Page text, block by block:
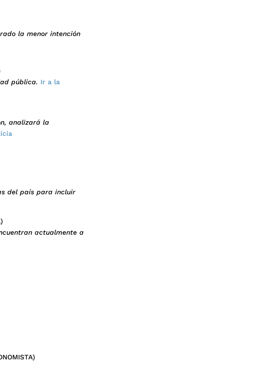
la menor intención
pública. Ir a la
analizará la
del país para incluir
actualmente a